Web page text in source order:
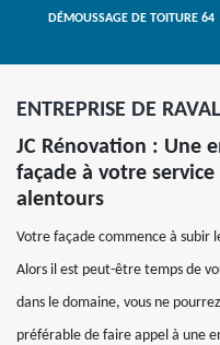
DÉMOUSSAGE DE TOITURE 64
ENTREPRISE DE
JC Rénovation : Une
façade à votre
alentours
Votre façade commence à subir
Alors il est peut-être temps de
dans le domaine, vous ne
préférable de faire appel à une